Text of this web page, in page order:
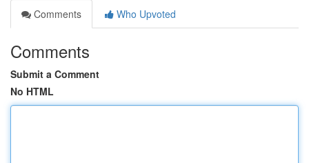
Comments
Who Upvoted
Comments
Submit a Comment
No HTML